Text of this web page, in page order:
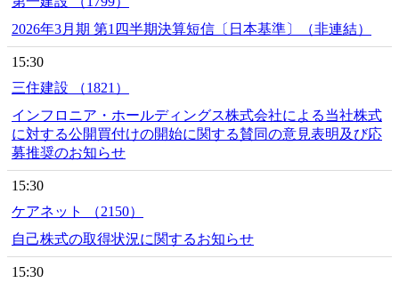
2026年3月期 第1四半期決算短信〔日本基準〕（非連結）
15:30
三住建設 （1821）
インフロニア・ホールディングス株式会社による当社株式
に対する公開買付けの開始に関する賛同の意見表明及び応
募推奨のお知らせ
15:30
ケアネット （2150）
自己株式の取得状況に関するお知らせ
15:30